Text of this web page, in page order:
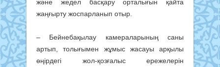
және жедел басқару орталығын қайта
жаңғырту жоспарланып отыр.
– Бейнебақылау камераларының саны
артып, толығымен жұмыс жасауы арқылы
өңірдегі жол-қозғалыс ережелерін